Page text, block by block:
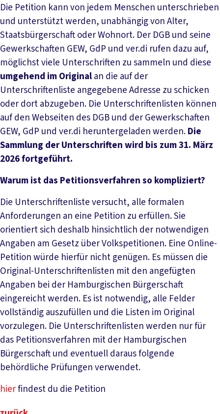
Die Petition kann von jedem Menschen unterschrieben
und unterstützt werden, unabhängig von Alter,
Staatsbürgerschaft oder Wohnort. Der DGB und seine
Gewerkschaften GEW, GdP und ver.di rufen dazu auf,
möglichst viele Unterschriften zu sammeln und diese
umgehend im Originalan die auf der
Unterschriftenliste angegebene Adresse zu schicken
oder dort abzugeben. Die Unterschriftenlisten können
auf den Webseiten des DGB und der Gewerkschaften
GEW, GdP und ver.di heruntergeladen werden.Die
Sammlung der Unterschriften wird bis zum 31. März
2026 fortgeführt.
Warum ist das Petitionsverfahren so kompliziert?
Die Unterschriftenliste versucht, alle formalen
Anforderungen an eine Petition zu erfüllen. Sie
orientiert sich deshalb hinsichtlich der notwendigen
Angaben am Gesetz über Volkspetitionen. Eine Online-
Petition würde hierfür nicht genügen. Es müssen die
Original-Unterschriftenlisten mit den angefügten
Angaben bei der Hamburgischen Bürgerschaft
eingereicht werden. Es ist notwendig, alle Felder
vollständig auszufüllen und die Listen im Original
vorzulegen. Die Unterschriftenlisten werden nur für
das Petitionsverfahren mit der Hamburgischen
Bürgerschaft und eventuell daraus folgende
behördliche Prüfungen verwendet.
hierfindest du die Petition